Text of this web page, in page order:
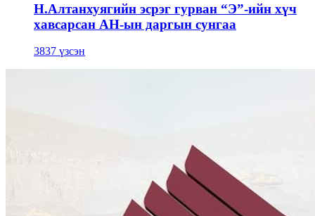
Н.Алтанхуягийн эсрэг гурван “Э”-ийн хүч
хавсарсан АН-ын даргын сунгаа
3837 үзсэн